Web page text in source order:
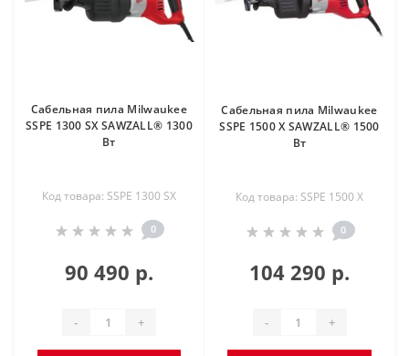
Сабельная пила Milwaukee
SSPE 1300 SX SAWZALL® 1300
Вт
Код товара: SSPE 1300 SX
0
90 490 р.
- +
Сабельная пила Milwaukee
SSPE 1500 X SAWZALL® 1500
Вт
Код товара: SSPE 1500 X
0
104 290 р.
- +